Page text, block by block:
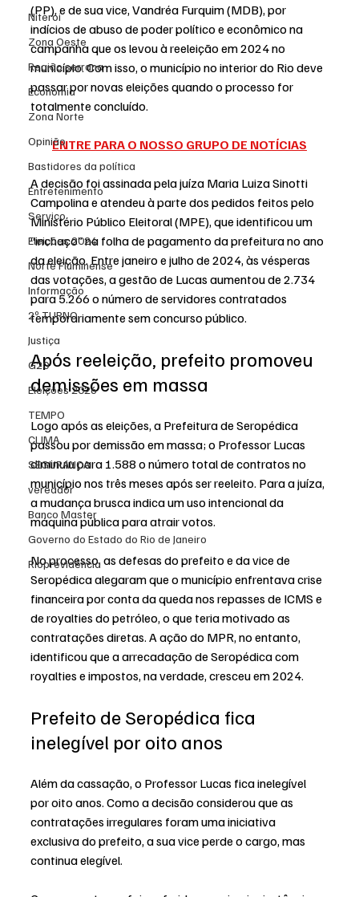
Niterói
Zona Oeste
Região serrana
Economia
Zona Norte
Opinião
Bastidores da política
Entretenimento
Serviço
Eleições 2024
Norte Fluminense
Informação
2º TURNO
Justiça
G20
Eleições 2026
TEMPO
CLIMA
SEGURANÇA
vereador
Banco Master
Governo do Estado do Rio de Janeiro
Rioprevidência
(PP), e de sua vice, Vandréa Furquim (MDB), por
indícios de abuso de poder político e econômico na
campanha que os levou à reeleição em 2024 no
município. Com isso, o município no interior do Rio deve
passar por novas eleições quando o processo for
totalmente concluído.
ENTRE PARA O NOSSO GRUPO DE NOTÍCIAS
A decisão foi assinada pela juíza Maria Luiza Sinotti
Campolina e atendeu à parte dos pedidos feitos pelo
Ministério Público Eleitoral (MPE), que identificou um
“inchaço” na folha de pagamento da prefeitura no ano
da eleição. Entre janeiro e julho de 2024, às vésperas
das votações, a gestão de Lucas aumentou de 2.734
para 5.266 o número de servidores contratados
temporariamente sem concurso público.
Após reeleição, prefeito promoveu
demissões em massa
Logo após as eleições, a Prefeitura de Seropédica
passou por demissão em massa; o Professor Lucas
diminuiu para 1.588 o número total de contratos no
município nos três meses após ser reeleito. Para a juíza,
a mudança brusca indica um uso intencional da
máquina pública para atrair votos.
No processo, as defesas do prefeito e da vice de
Seropédica alegaram que o município enfrentava crise
financeira por conta da queda nos repasses de ICMS e
de royalties do petróleo, o que teria motivado as
contratações diretas. A ação do MPR, no entanto,
identificou que a arrecadação de Seropédica com
royalties e impostos, na verdade, cresceu em 2024.
Prefeito de Seropédica fica
inelegível por oito anos
Além da cassação, o Professor Lucas fica inelegível
por oito anos. Como a decisão considerou que as
contratações irregulares foram uma iniciativa
exclusiva do prefeito, a sua vice perde o cargo, mas
continua elegível.